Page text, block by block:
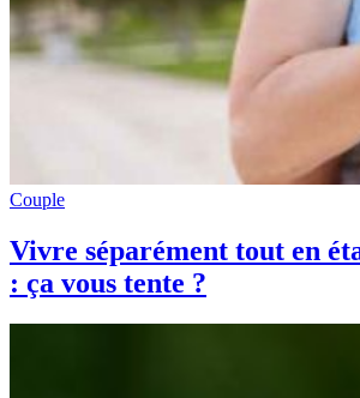
Couple
Vivre séparément tout en
: ça vous tente ?